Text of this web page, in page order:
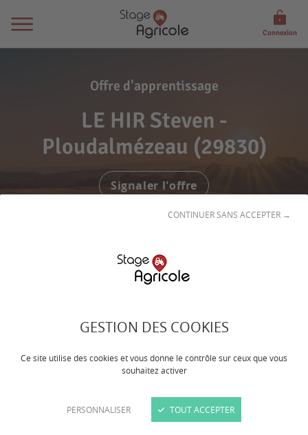
GESTION DES COOKIES
Ce site utilise des cookies et vous donne le contrôle sur ceux que vous
souhaitez activer
PERSONNALISER
CONTINUER SANS ACCEPTER →
TOUT ACCEPTER
Connexion
Offre d'apprentissage
LE HIR Steven -
Ploudalmézeau (29830)
Signaler l'offre
Exploitation porcine 150 truies naisseur
sans antibiotique, boucle rfid, cultures
faite par eta Sas d'entrée, sanitaire
douche, possibilité de manger sur place,